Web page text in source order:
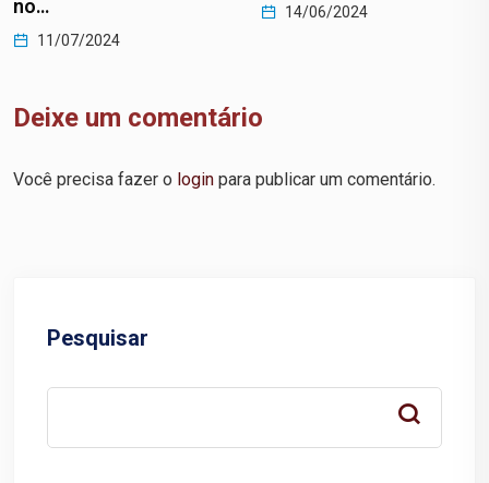
no…
11/07/2024
14/06/2024
Deixe um comentário
Você precisa fazer o login para publicar um comentário.
Pesquisar